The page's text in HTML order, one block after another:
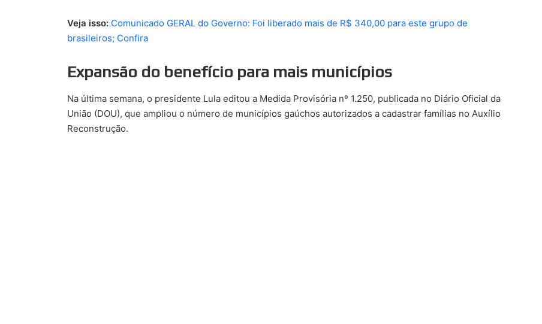
Veja isso: Comunicado GERAL do Governo: Foi liberado mais de R$ 340,00 para este grupo de
brasileiros; Confira
Expansão do benefício para mais municípios
Na última semana, o presidente Lula editou a Medida Provisória nº 1.250, publicada no Diário Oficial da
União (DOU), que ampliou o número de municípios gaúchos autorizados a cadastrar famílias no Auxílio
Reconstrução.